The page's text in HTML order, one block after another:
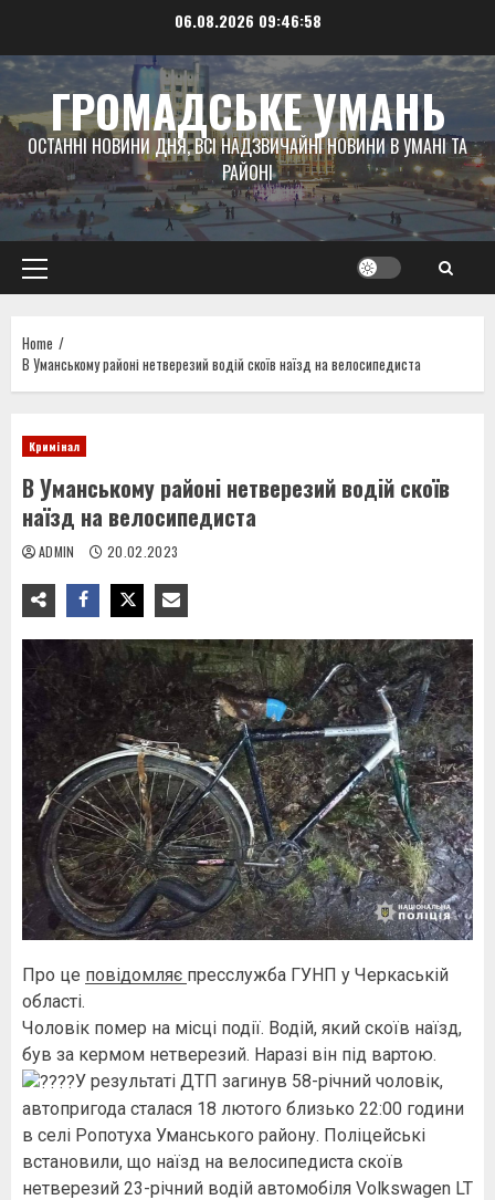
content
06.08.2026 09:46:59
ГРОМАДСЬКЕ УМАНЬ
ОСТАННІ НОВИНИ ДНЯ, ВСІ НАДЗВИЧАЙНІ НОВИНИ В УМАНІ ТА
РАЙОНІ
Primary
Menu
Home
В Уманському районі нетверезий водій скоїв наїзд на велосипедиста
Кримінал
В Уманському районі нетверезий водій скоїв
наїзд на велосипедиста
ADMIN 20.02.2023
Про це повідомляє пресслужба ГУНП у Черкаській
області.
Чоловік помер на місці події. Водій, який скоїв наїзд,
був за кермом нетверезий. Наразі він під вартою.
У результаті ДТП загинув 58-річний чоловік,
автопригода сталася 18 лютого близько 22:00 години
в селі Ропотуха Уманського району. Поліцейські
встановили, що наїзд на велосипедиста скоїв
нетверезий 23-річний водій автомобіля Volkswagen LT